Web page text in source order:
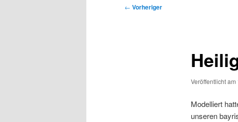
Beitragsnavigation
← Vorheriger
Veröffentlicht am
Modelliert
unseren